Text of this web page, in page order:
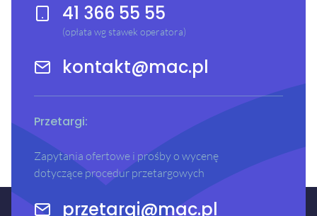
41 366 55 55
(opłata wg stawek operatora)
kontakt@mac.pl
Przetargi:
Zapytania ofertowe i prośby o wycenę
dotyczące procedur przetargowych
przetargi@mac.pl